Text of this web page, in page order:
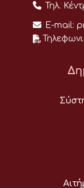
Τηλ.
E-mail: